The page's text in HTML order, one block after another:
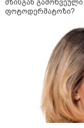
მზისგან
ფოტოდერმატოზი?